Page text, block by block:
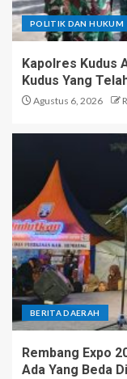
POLITIK DAN HUKUM
Kapolres Kudus
Kudus Yang
Agustus 6, 2026
BERITA DAERAH
Rembang Expo
Ada Yang Beda